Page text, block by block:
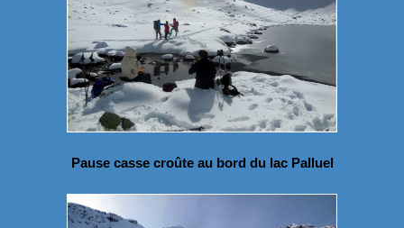
Pause casse croûte au bord du lac Palluel